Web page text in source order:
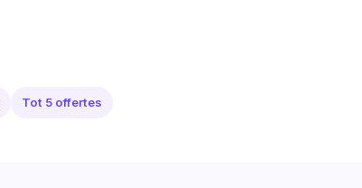
Tot 5 offertes